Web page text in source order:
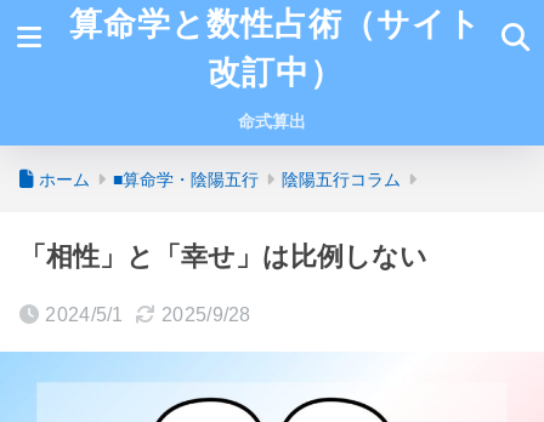
算命学と数性占術（サイト
改訂中）
命式算出
ホーム ■算命学・陰陽五行 陰陽五行コラム
「相性」と「幸せ」は比例しない
2024/5/1 2025/9/28